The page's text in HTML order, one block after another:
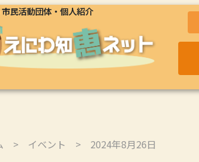
民活動団体・個人紹介
> イベント > 2024年8月26日